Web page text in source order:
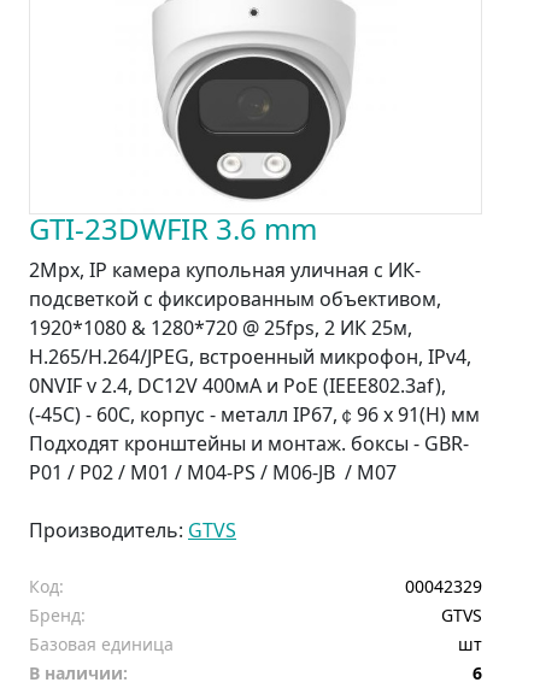
GTI-23DWFIR 3.6 mm
2Mpx, IP камера купольная уличная с ИК-
подсветкой с фиксированным объективом,
1920*1080 & 1280*720 @ 25fps, 2 ИК 25м,
H.265/H.264/JPEG, встроенный микрофон, IPv4,
0NVIF v 2.4, DC12V 400мА и PoE (IEEE802.3af),
(-45C) - 60C, корпус - металл IP67,￠96 x 91(H) мм
Подходят кронштейны и монтаж. боксы - GBR-
P01 / P02 / M01 / M04-PS / M06-JB / M07
Производитель: GTVS
Код:
00042329
Бренд:
GTVS
Базовая единица
шт
В наличии:
6